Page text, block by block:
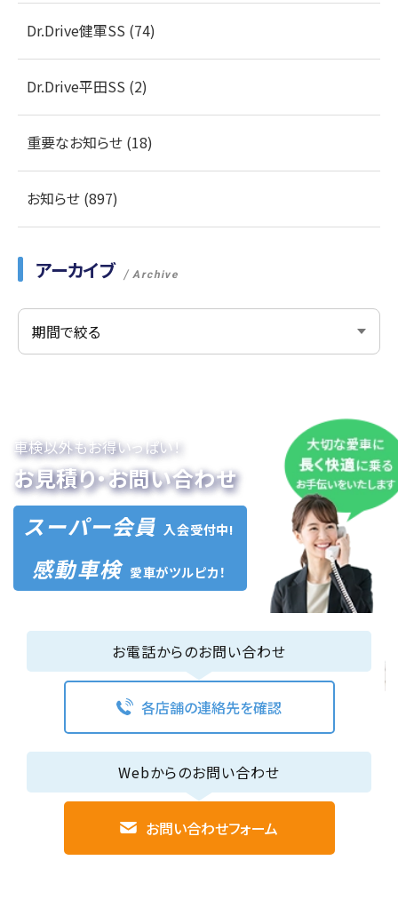
Dr.Drive健軍SS (74)
Dr.Drive平田SS (2)
重要なお知らせ (18)
お知らせ (897)
アーカイブ Archive
車検以外もお得いっぱい！
お見積り・お問い合わせ
スーパー会員 入会受付中!
感動車検 愛車がツルピカ！
お電話からのお問い合わせ
各店舗の連絡先を確認
Webからのお問い合わせ
お問い合わせフォーム